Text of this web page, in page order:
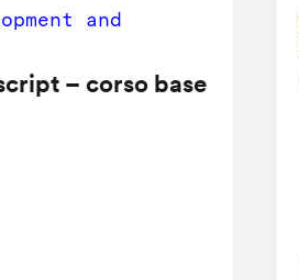
and
– corso base